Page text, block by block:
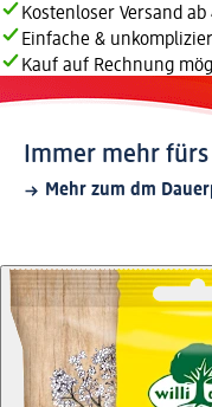
Kostenloser Versand
Einfache &
Kauf auf Rechnung
Immer mehr
Mehr zum dm